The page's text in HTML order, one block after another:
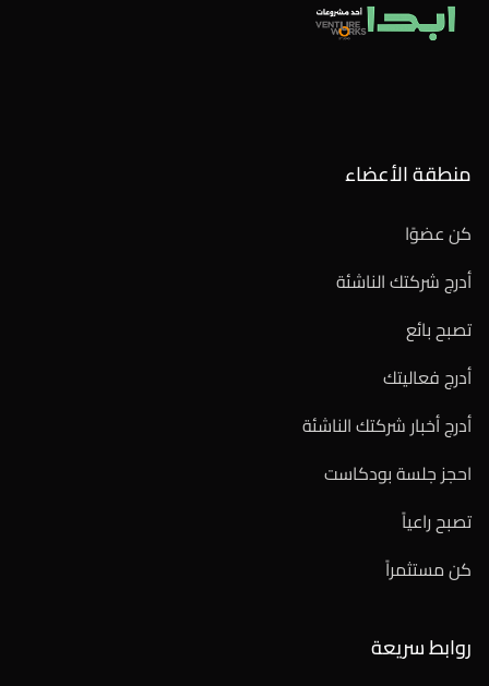
منطقة الأعضاء
كن عضوًا
أدرج شركتك الناشئة
تصبح بائع
أدرج فعاليتك
أدرج أخبار شركتك الناشئة
احجز جلسة بودكاست
تصبح راعياً
كن مستثمراً
روابط سريعة